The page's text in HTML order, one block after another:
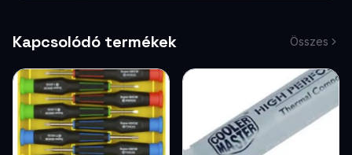
Kapcsolódó termékek Összes